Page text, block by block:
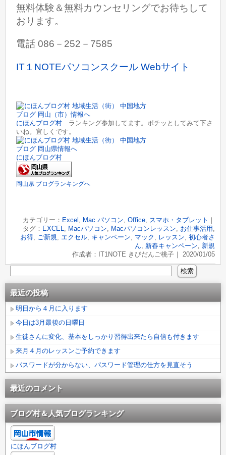
無料体験＆無料カウンセリングでお待ちして
おります。
電話 086－252－7585
IT１NOTEパソコンスクール Webサイト
にほんブログ村 ランキング参加してます。ポチッとしてみて下さ
いね。宜しくです。
にほんブログ村
岡山県 ブログランキングへ
カテゴリー： Excel , Mac パソコン, Office, スマホ・タブレット ｜
タグ： EXCEL, Macパソコン, Macパソコンレッスン, お仕事活用 ,
お得, ご新規, エクセル, キャンペーン, マック , レッスン, 初心者さ
ん, 新春キャンペーン, 新規
作成者：IT1NOTE きびだんご桃子｜ 2020/01/05
最近の投稿
明日から４月に入ります
今日は3月最後の日曜日
生徒さんに変化、基本をしっかり習得出来たら自信も付きます
来月４月のレッスンご予約できます
パスワードが分からない、パスワード管理の仕方を見直そう
最近のコメント
ブログ村＆人気ブログランキング
にほんブログ村